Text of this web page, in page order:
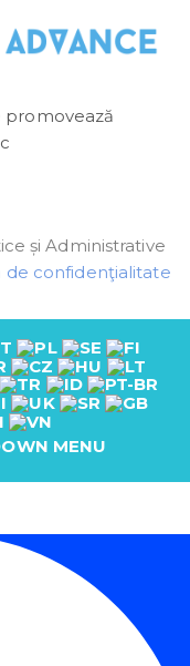
promovează
și Administrative
de confidenţialitate